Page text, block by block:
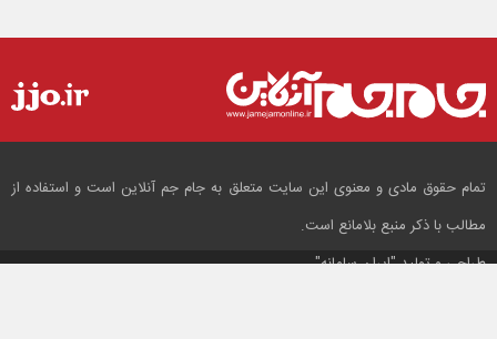
تمام حقوق مادی و معنوی این سایت متعلق به جام جم آنلاین است و استفاده از
مطالب با ذکر منبع بلامانع است.
طراحی و تولید"ایران سامانه"